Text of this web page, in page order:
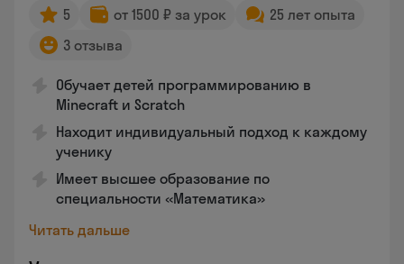
5 от 1500 ₽ за урок
25 лет опыта
3 отзыва
Обучает детей программированию в
Minecraft и Scratch
Находит индивидуальный подход к каждому
ученику
Имеет высшее образование по
специальности «Математика»
Читать дальше